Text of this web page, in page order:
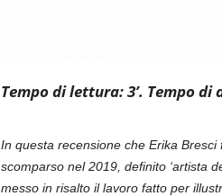
Tempo di lettura: 3’. Tempo di
In questa recensione che Erika
scomparso nel 2019, definito ‘artista
messo in risalto il lavoro fatto per